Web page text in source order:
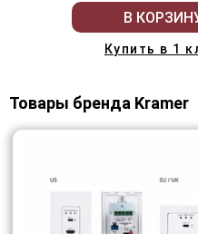
В
Купить в 1
Товары бренда Kramer